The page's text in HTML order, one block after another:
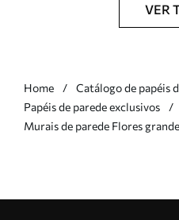
VER
Home
Catálogo de papéis
Papéis de parede exclusivos
Murais de parede Flores
azul, pétalas delicadas, folhas